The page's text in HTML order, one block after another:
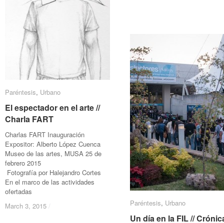
Paréntesis, Urbano
El espectador en el arte //
Charla FART
Charlas FART Inauguración
Expositor: Alberto López Cuenca
Museo de las artes, MUSA 25 de
febrero 2015
Fotografía por Halejandro Cortes
En el marco de las actividades
ofertadas
March 3, 2015 /
Paréntesis Urbano
El espectador en el arte //
Charla FART
March 3, 2015 / Paréntesis, Urbano
Un día en la FIL //
Paréntesis Urbano
Un día en la FIL //